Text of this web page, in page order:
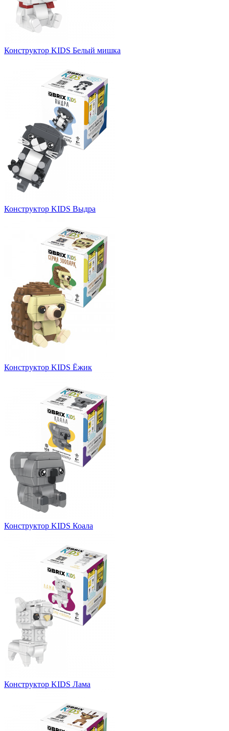
Конструктор KIDS Белый мишка
Конструктор KIDS Выдра
Конструктор KIDS Ёжик
Конструктор KIDS Коала
Конструктор KIDS Лама